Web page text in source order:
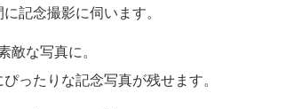
記念撮影に伺います。
な写真に。
ったりな記念写真が残せます。